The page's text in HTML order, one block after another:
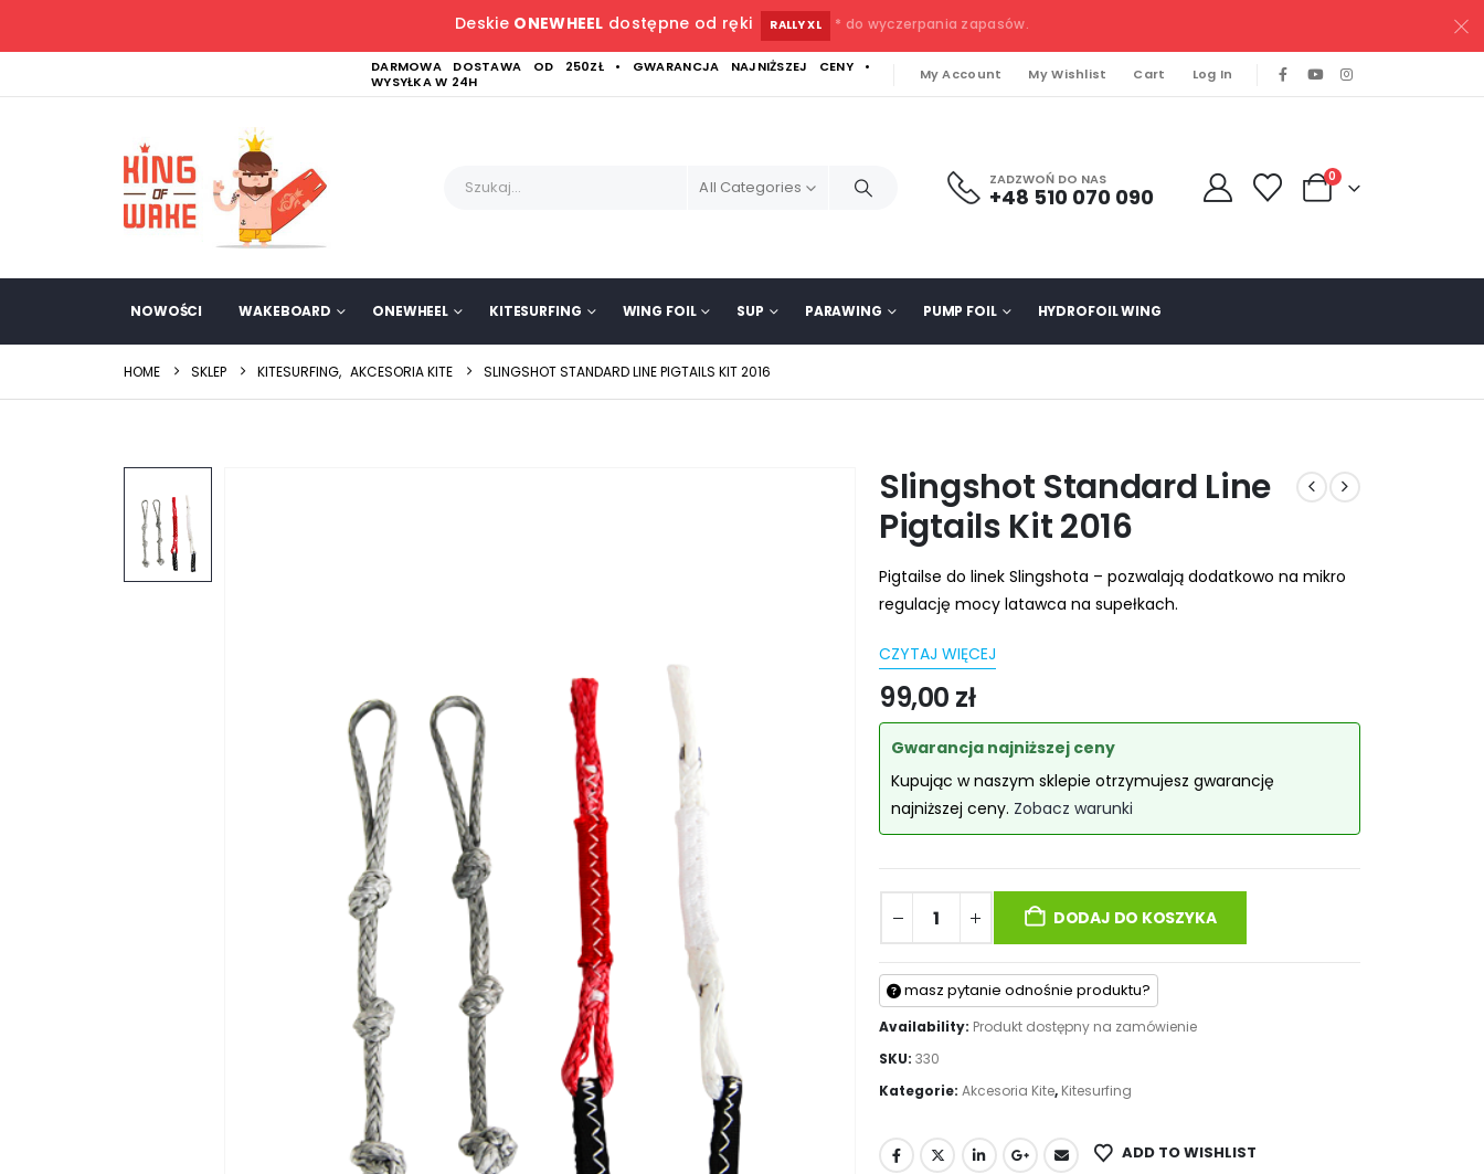
Deskie ONEWHEEL dostępne od ręki RALLY XL * do wyczerpania zapasów.
DARMOWA DOSTAWA OD 250ZŁ • GWARANCJA NAJNIŻSZEJ CENY •
WYSYŁKA W 24H
My Account My Wishlist Cart Log In
All Categories ZADZWOŃ DO NAS
+48 510 070 090
0
NOWOŚCI WAKEBOARD ONEWHEEL KITESURFING WING FOIL SUP PARAWING PUMP FOIL HYDROFOIL WING
HOME SKLEP KITESURFING, AKCESORIA KITE SLINGSHOT STANDARD LINE PIGTAILS KIT 2016
Slingshot Standard Line
Pigtails Kit 2016
Pigtailse do linek Slingshota – pozwalają dodatkowo na mikro
regulację mocy latawca na supełkach.
CZYTAJ WIĘCEJ
99,00 zł
Gwarancja najniższej ceny
Kupując w naszym sklepie otrzymujesz gwarancję
najniższej ceny. Zobacz warunki
DODAJ DO KOSZYKA
masz pytanie odnośnie produktu?
Availability: Produkt dostępny na zamówienie
SKU: 330
Kategorie: Akcesoria Kite, Kitesurfing
ADD TO WISHLIST